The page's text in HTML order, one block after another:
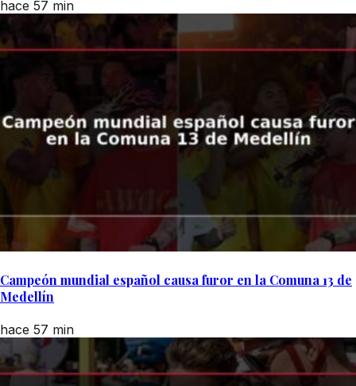
hace 57 min
Campeón mundial español causa furor en la Comuna 13 de
Medellín
hace 57 min